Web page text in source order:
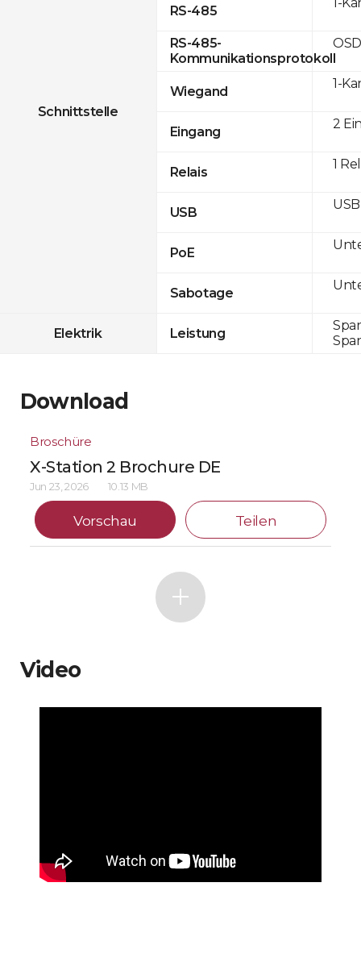
Schnittstelle
RS-485
RS-485-
Kommunikationsprotokoll
Wiegand
Eingang
Relais
USB
PoE
Sabotage
Elektrik Leistung
1-
2
1
Download
Broschüre
X-Station 2 Brochure DE
Jun 23, 2026 10.13 MB
Vorschau Teilen
Video